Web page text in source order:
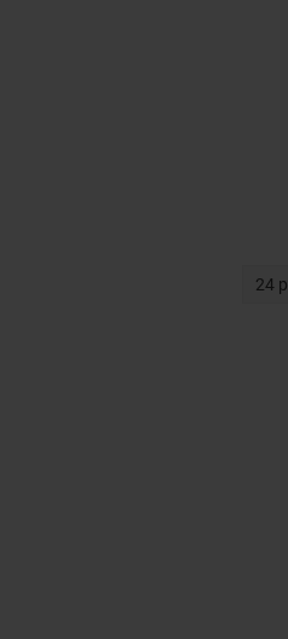
24 p